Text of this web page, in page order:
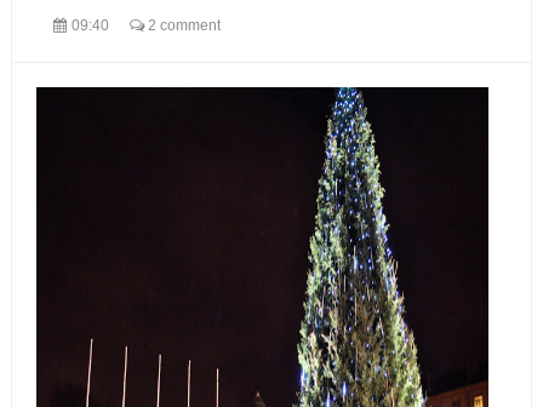
09:40 2 comment